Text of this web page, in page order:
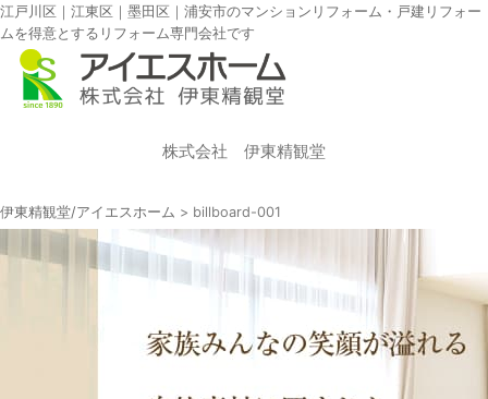
江戸川区｜江東区｜墨田区｜浦安市のマンションリフォーム・戸建リフォー
ムを得意とするリフォーム専門会社です
株式会社 伊東精観堂
伊東精観堂/アイエスホーム > billboard-001